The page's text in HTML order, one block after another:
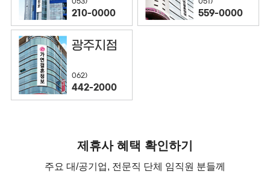
210-0000 559-0000
광주지점
062)
442-2000
제휴사 혜택 확인하기
주요 대/공기업, 전문직 단체 임직원 분들께